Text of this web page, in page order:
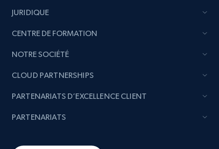
JURIDIQUE
CENTRE DE FORMATION
NOTRE SOCIÉTÉ
CLOUD PARTNERSHIPS
PARTENARIATS D’EXCELLENCE CLIENT
PARTENARIATS